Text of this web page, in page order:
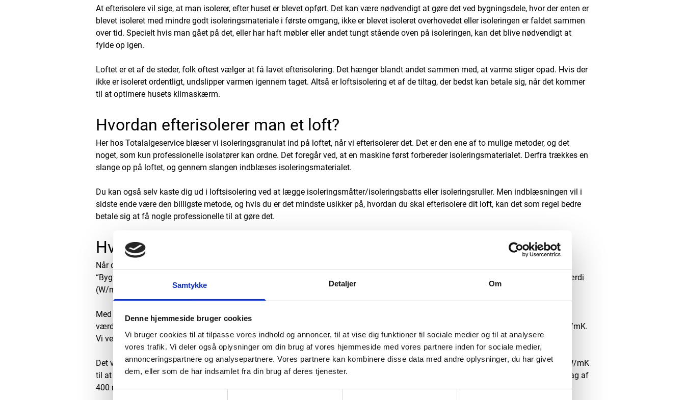
Samtykke Detaljer Om
Denne hjemmeside bruger cookies
Vi bruger cookies til at tilpasse vores indhold og annoncer, til at vise dig funktioner til sociale medier og til at analysere
vores trafik. Vi deler også oplysninger om din brug af vores hjemmeside med vores partnere inden for sociale medier,
annonceringspartnere og analysepartnere. Vores partnere kan kombinere disse data med andre oplysninger, du har givet
dem, eller som de har indsamlet fra din brug af deres tjenester.
At efterisolere vil sige, at man isolerer, efter huset er blevet opført. Det kan være nødvendigt at gøre det ved bygningsdele, hvor der enten er
blevet isoleret med mindre godt isoleringsmateriale i første omgang, ikke er blevet isoleret overhovedet eller isoleringen er faldet sammen
over tid. Specielt hvis man gået på det, eller har haft møbler eller andet tungt stående oven på isoleringen, kan det blive nødvendigt at
fylde op igen.
Loftet er et af de steder, folk oftest vælger at få lavet efterisolering. Det hænger blandt andet sammen med, at varme stiger opad. Hvis der
ikke er isoleret ordentligt, undslipper varmen igennem taget. Altså er loftsisolering et af de tiltag, der bedst kan betale sig, når det kommer
til at optimere husets klimaskærm.
Hvordan efterisolerer man et loft?
Her hos Totalalgeservice blæser vi isoleringsgranulat ind på loftet, når vi efterisolerer det. Det er den ene af to mulige metoder, og det
noget, som kun professionelle isolatører kan ordne. Det foregår ved, at en maskine først forbereder isoleringsmaterialet. Derfra trækkes en
slange op på loftet, og gennem slangen indblæses isoleringsmaterialet.
Du kan også selv kaste dig ud i loftsisolering ved at lægge isoleringsmåtter/isoleringsbatts eller isoleringsruller. Men indblæsningen vil i
sidste ende være den billigste metode, og hvis du er det mindste usikker på, hvordan du skal efterisolere dit loft, kan det som regel bedre
betale sig at få nogle professionelle til at gøre det.
Hvor meget loftsisolering skal man bruge?
Når det kommer til, hvor meget loftsisolering du skal bruge, hænger svaret sammen med isoleringsmaterialets varmeledningsevne. I
“Bygningsreglementets vejledning om efterisolering” kan du se, at kravet til de maksimale varmetabskoefficienter ligger på 0,12 i U-værdi
(W/m2K) for lofts- og tagkonstruktioner.
Med andre ord må der kun undslippe en vis mængde varme. Den typiske isoleringstykkelse, som holder varmetabet under de 0,12 i U-
værdi er i bygningsreglementet sat til 300 mm. Den udregning er lavet med isoleringsmaterialer, som har en lambda-værdi på 37 mW/mK.
Vi vender tilbage til lambda-værdien senere.
Det vigtigste for dig er, at der ifølge bygningsreglementet skal minimum 300 mm isoleringsmateriale med en lambda-værdi på 37 mW/mK
til at holde varmetabet gennem loftet på et acceptabelt niveau. Her fra Totalalgeservice lyder anbefalingen derfor også på et samlet lag af
400 mm isolering på loftet.